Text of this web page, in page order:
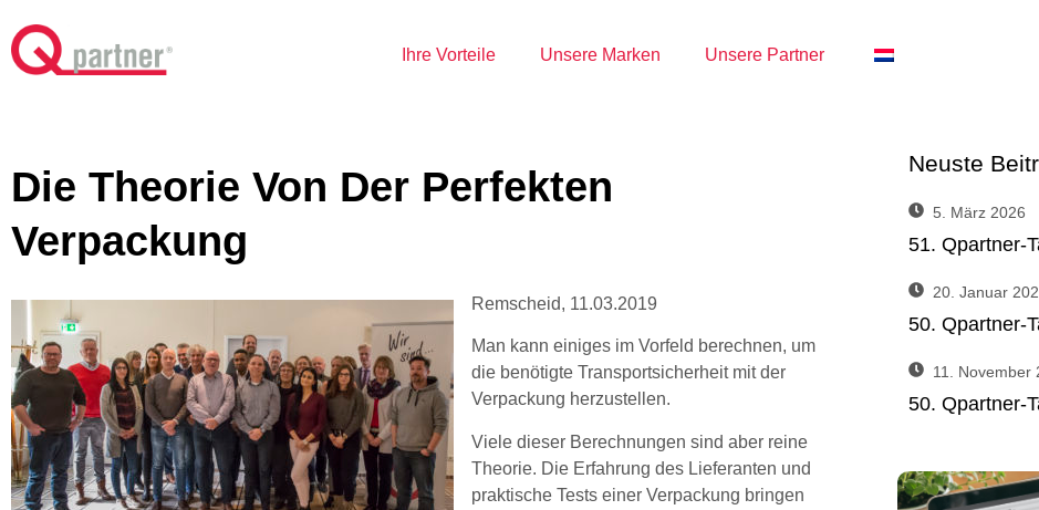
Ihre Vorteile Unsere Marken Unsere Partner
Die Theorie Von Der Perfekten
Verpackung
Remscheid, 11.03.2019
Man kann einiges im Vorfeld berechnen, um
die benötigte Transportsicherheit mit der
Verpackung herzustellen.
Viele dieser Berechnungen sind aber reine
Theorie. Die Erfahrung des Lieferanten und
praktische Tests einer Verpackung bringen
Neuste
5. März 2026
51. Qpartner-
20. Januar
50. Qpartner-
11. November
50. Qpartner-